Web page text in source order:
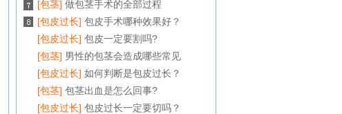
[包茎] 做包茎手术的全部过程
[包皮过长] 包皮手术哪种效果好？
[包皮过长] 包皮一定要割吗?
[包茎] 男性的包茎会造成哪些常见
[包皮过长] 如何判断是包皮过长？
[包茎] 包茎出血是怎么回事?
[包皮过长] 包皮过长一定要切吗？